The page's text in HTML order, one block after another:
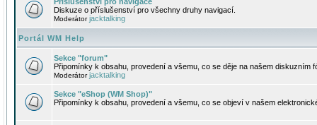
Diskuze o příslušenství pro všechny druhy navigací.
Moderátorjacktalking
Portál WM Help
Sekce "forum"
Připomínky k obsahu, provedení a všemu, co se děje na našem diskuzním
Moderátorjacktalking
Sekce "eShop (WM Shop)"
Připomínky k obsahu, provedení a všemu, co se objeví v našem